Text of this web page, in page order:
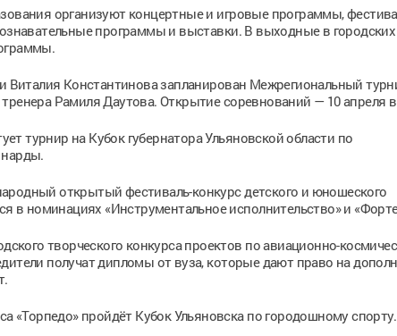
организуют концертные и игровые программы,
программы и выставки. В выходные в
Виталия Константинова запланирован Межрегиональный
Рамиля Даутова. Открытие соревнований — 10 апреля в
турнир на Кубок губернатора Ульяновской области по
открытый фестиваль-конкурс детского и юношеского
в номинациях «Инструментальное исполнительство» и
творческого конкурса проектов по авиационно-
получат дипломы от вуза, которые дают право на
«Торпедо» пройдёт Кубок Ульяновска по городошному